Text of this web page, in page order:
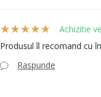
Achizitie
Produsul îl recomand cu
Raspunde